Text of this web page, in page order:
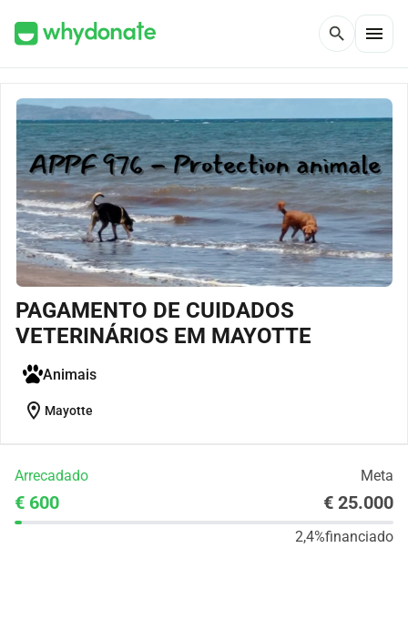
search menu
PAGAMENTO DE CUIDADOS
VETERINÁRIOS EM MAYOTTE
Animais
location_on Mayotte
Arrecadado Meta
€ 600 € 25.000
2,4%financiado